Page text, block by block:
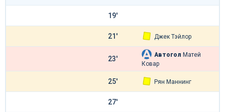
19'
21' Джек Тэйлор
23' Автогол Матей
Ковар
25' Рян Маннинг
27'